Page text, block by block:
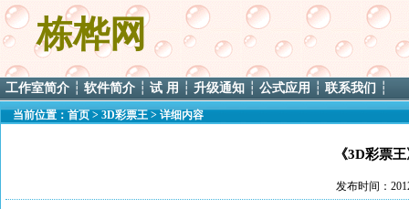
栋桦网
工作室简介 ┆ 软件简介 ┆ 试 用 ┆ 升级通知 ┆ 公式应用 ┆ 联系我们 ┆
当前位置： 首页 > 3D彩票王 > 详细内容
《3D彩票
发布时间：